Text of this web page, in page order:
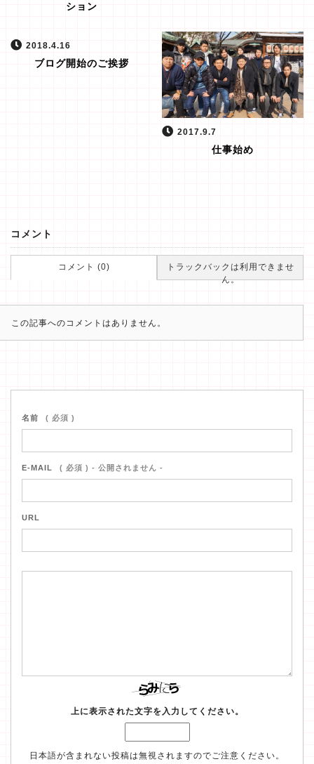
ション
2018.4.16
ブログ開始のご挨拶
2017.9.7
仕事始め
コメント
コメント (0)
トラックバックは利用できませ
ん。
この記事へのコメントはありません。
名前 ( 必須 )
E-MAIL ( 必須 ) - 公開されません -
URL
上に表示された文字を入力してください。
日本語が含まれない投稿は無視されますのでご注意ください。